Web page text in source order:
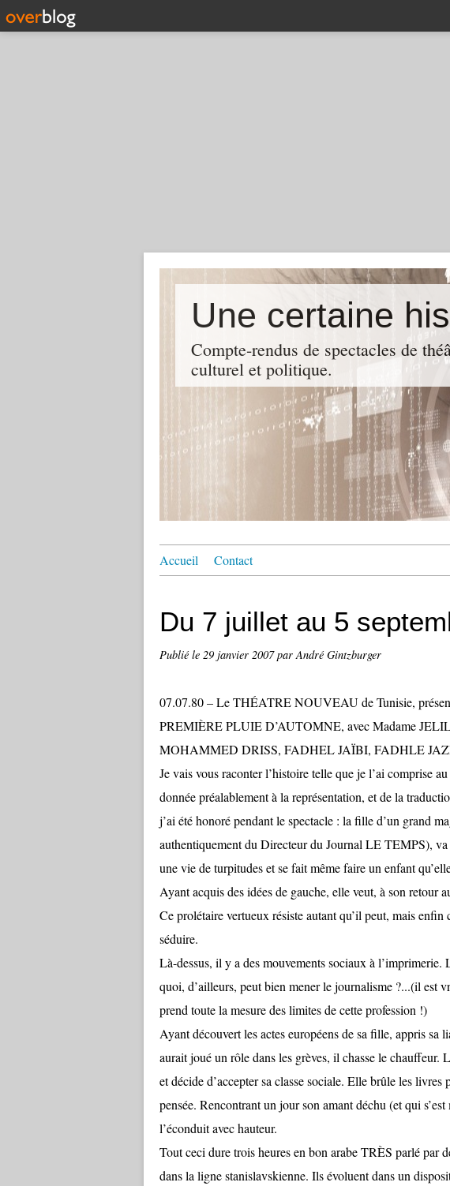
Compte-rendus de spectacles de
culturel et politique.
Accueil Contact
Du 7 juillet au 5
Publié le 29 janvier 2007par André Gintzburger
07.07.80 – Le THÉATRE NOUVEAU de Tunisie,
PREMIÈRE PLUIE D’AUTOMNE, avec Madame
MOHAMMED DRISS, FADHEL JAÏBI, FADHLE
Je vais vous raconter l’histoire telle que je l’ai comprise
donnée préalablement à la représentation, et de la
j’ai été honoré pendant le spectacle : la fille d’un grand
authentiquement du Directeur du Journal LE TEMPS),
une vie de turpitudes et se fait même faire un enfant
Ayant acquis des idées de gauche, elle veut, à son retour
Ce prolétaire vertueux résiste autant qu’il peut, mais enfin
séduire.
Là-dessus, il y a des mouvements sociaux à l’imprimerie.
quoi, d’ailleurs, peut bien mener le journalisme ?...(il est
prend toute la mesure des limites de cette profession !)
Ayant découvert les actes européens de sa fille, appris sa
aurait joué un rôle dans les grèves, il chasse le
et décide d’accepter sa classe sociale. Elle brûle les
pensée. Rencontrant un jour son amant déchu (et qui
l’éconduit avec hauteur.
Tout ceci dure trois heures en bon arabe TRÈS parlé par
dans la ligne stanislavskienne. Ils évoluent dans un